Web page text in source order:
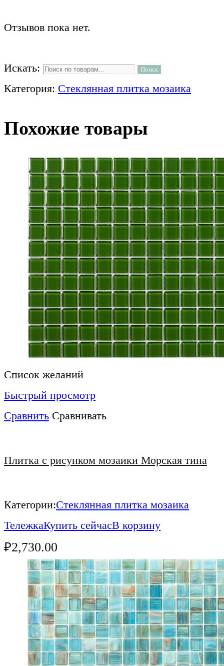
Отзывов пока нет.
Искать: Поиск
Категория: Стеклянная плитка мозаика
Похожие товары
Список желаний
Быстрый просмотр
Сравнить Сравнивать
Плитка с рисунком мозаики Морская тина
Категории:Стеклянная плитка мозаика
ТележкаКупить сейчасВ корзину
₽2,730.00